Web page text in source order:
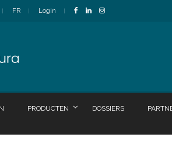
FR Login
PRODUCTEN DOSSIERS